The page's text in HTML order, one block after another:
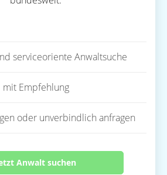
serviceoriente Anwaltsuche
mit Empfehlung
oder unverbindlich anfragen
Anwalt suchen